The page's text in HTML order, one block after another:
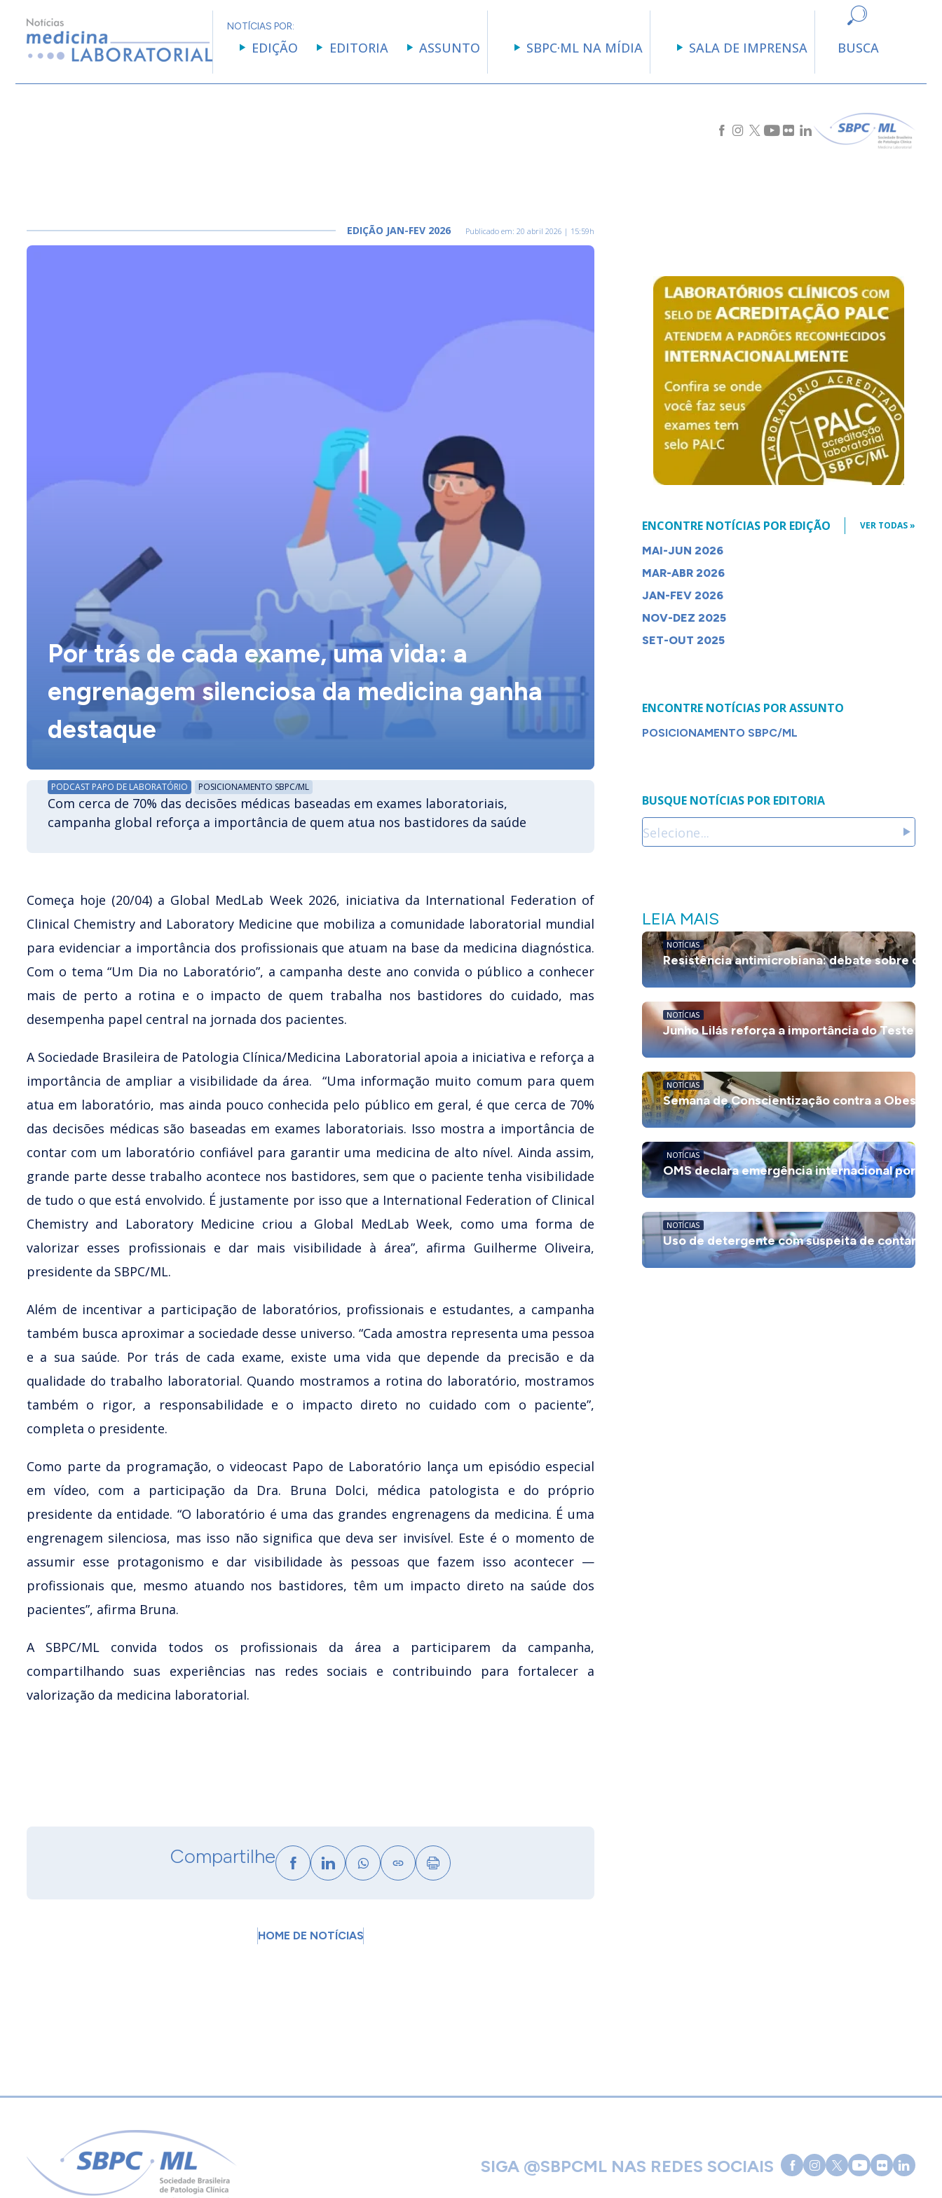
NOTÍCIAS POR:
EDIÇÃO EDITORIA ASSUNTO SBPC·ML NA MÍDIA SALA DE IMPRENSA BUSCA
EDIÇÃO JAN-FEV 2026 Publicado em: 20 abril 2026 | 15:59h
Por trás de cada exame, uma vida: a
engrenagem silenciosa da medicina ganha
destaque
PODCAST PAPO DE LABORATÓRIO POSICIONAMENTO SBPC/ML
Com cerca de 70% das decisões médicas baseadas em exames laboratoriais,
campanha global reforça a importância de quem atua nos bastidores da saúde
Começa hoje (20/04) a Global MedLab Week 2026, iniciativa da International Federation of
Clinical Chemistry and Laboratory Medicine que mobiliza a comunidade laboratorial mundial
para evidenciar a importância dos profissionais que atuam na base da medicina diagnóstica.
Com o tema “Um Dia no Laboratório”, a campanha deste ano convida o público a conhecer
mais de perto a rotina e o impacto de quem trabalha nos bastidores do cuidado, mas
desempenha papel central na jornada dos pacientes.
A Sociedade Brasileira de Patologia Clínica/Medicina Laboratorial apoia a iniciativa e reforça a
importância de ampliar a visibilidade da área. “Uma informação muito comum para quem
atua em laboratório, mas ainda pouco conhecida pelo público em geral, é que cerca de 70%
das decisões médicas são baseadas em exames laboratoriais. Isso mostra a importância de
contar com um laboratório confiável para garantir uma medicina de alto nível. Ainda assim,
grande parte desse trabalho acontece nos bastidores, sem que o paciente tenha visibilidade
de tudo o que está envolvido. É justamente por isso que a International Federation of Clinical
Chemistry and Laboratory Medicine criou a Global MedLab Week, como uma forma de
valorizar esses profissionais e dar mais visibilidade à área”, afirma Guilherme Oliveira,
presidente da SBPC/ML.
Além de incentivar a participação de laboratórios, profissionais e estudantes, a campanha
também busca aproximar a sociedade desse universo. “Cada amostra representa uma pessoa
e a sua saúde. Por trás de cada exame, existe uma vida que depende da precisão e da
qualidade do trabalho laboratorial. Quando mostramos a rotina do laboratório, mostramos
também o rigor, a responsabilidade e o impacto direto no cuidado com o paciente”,
completa o presidente.
Como parte da programação, o videocast Papo de Laboratório lança um episódio especial
em vídeo, com a participação da Dra. Bruna Dolci, médica patologista e do próprio
presidente da entidade. “O laboratório é uma das grandes engrenagens da medicina. É uma
engrenagem silenciosa, mas isso não significa que deva ser invisível. Este é o momento de
assumir esse protagonismo e dar visibilidade às pessoas que fazem isso acontecer —
profissionais que, mesmo atuando nos bastidores, têm um impacto direto na saúde dos
pacientes”, afirma Bruna.
A SBPC/ML convida todos os profissionais da área a participarem da campanha,
compartilhando suas experiências nas redes sociais e contribuindo para fortalecer a
valorização da medicina laboratorial.
Compartilhe
HOME DE NOTÍCIAS
ENCONTRE NOTÍCIAS POR EDIÇÃO VER TODAS »
MAI-JUN 2026
MAR-ABR 2026
JAN-FEV 2026
NOV-DEZ 2025
SET-OUT 2025
ENCONTRE NOTÍCIAS POR ASSUNTO
POSICIONAMENTO SBPC/ML
BUSQUE NOTÍCIAS POR EDITORIA
LEIA MAIS
NOTÍCIAS
Resistência antimicrobiana: debate sobre
NOTÍCIAS
Junho Lilás reforça a importância do Teste do
NOTÍCIAS
Semana de Conscientização contra a
NOTÍCIAS
OMS declara emergência internacional por
NOTÍCIAS
Uso de detergente com suspeita de
SIGA @SBPCML NAS REDES SOCIAIS